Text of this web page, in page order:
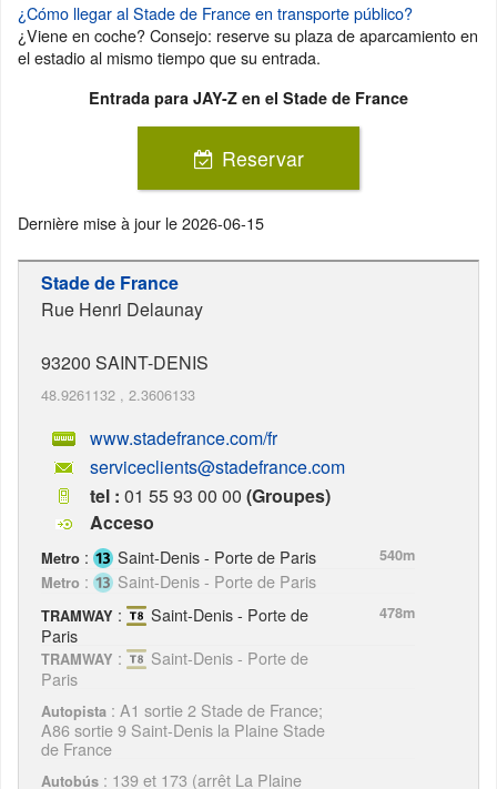
¿Cómo llegar al Stade de France en transporte público?
¿Viene en coche? Consejo: reserve su plaza de aparcamiento en
el estadio al mismo tiempo que su entrada.
Entrada para JAY-Z en el Stade de France
Reservar
Dernière mise à jour le2026-06-15
Stade de France
Rue Henri Delaunay
93200 SAINT-DENIS
48.9261132 , 2.3606133
www.stadefrance.com/fr
serviceclients@stadefrance.com
tel : 01 55 93 00 00 (Groupes)
Acceso
Metro : Saint-Denis - Porte de Paris
540m
Metro : Saint-Denis - Porte de Paris
TRAMWAY :
Saint-Denis - Porte de
Paris
478m
TRAMWAY :
Saint-Denis - Porte de
Paris
Autopista : A1 sortie 2 Stade de France;
A86 sortie 9 Saint-Denis la Plaine Stade
de France
Autobús : 139 et 173 (arrêt La Plaine